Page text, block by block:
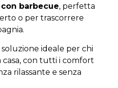
barbecue, perfetta
o per trascorrere
soluzione ideale per chi
casa, con tutti i comfort
rilassante e senza